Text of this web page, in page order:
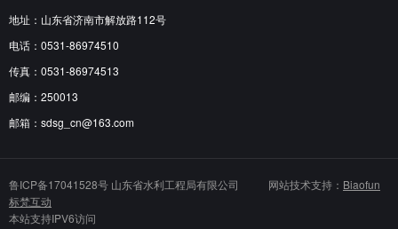
地址：山东省济南市解放路112号
电话：0531-86974510
传真：0531-86974513
邮编：250013
邮箱：sdsg_cn@163.com
鲁ICP备17041528号 山东省水利工程局有限公司 网站技术支持： Biaofun
标梵互动
本站支持IPV6访问